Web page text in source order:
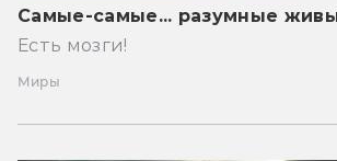
Самые-самые... разумные
Есть мозги!
Миры